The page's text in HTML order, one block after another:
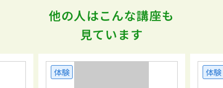
他の人はこんな講座も
見ています
体験 体験